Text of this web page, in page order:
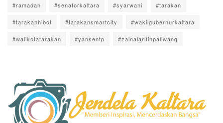
#ramadan #senatorkaltara #syarwani #tarakan
#tarakanhibot #tarakansmartcity #wakilgubernurkaltara
#walikotatarakan #yansentp #zainalarifinpaliwang